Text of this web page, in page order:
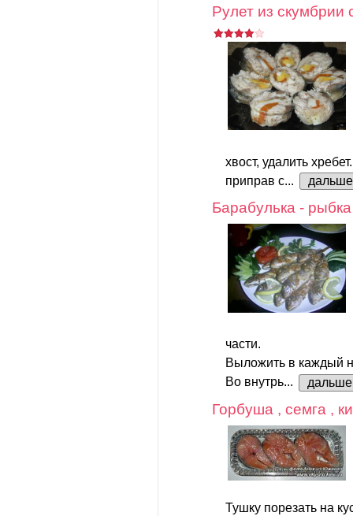
Рулет из
хвост, удалить
приправ с...
дальше
Барабулька -
части.
Выложить в каждый
Во внутрь...
дальше
Горбуша , семга ,
Тушку порезать на